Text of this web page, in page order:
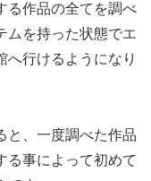
る作品の全てを調べ
ムを持った状態でエ
へ行けるようになり
と、一度調べた作品
る事によって初めて